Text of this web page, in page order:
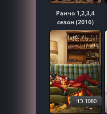
Ранчо 1,2,3,4
сезон (2016)
HD 1080